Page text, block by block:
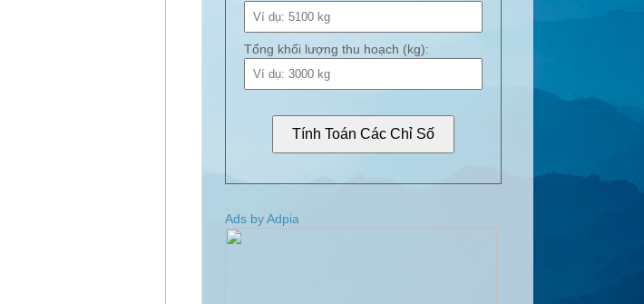
Tổng khối lượng thu hoạch (kg):
Tính Toán Các Chỉ Số
Ads by Adpia